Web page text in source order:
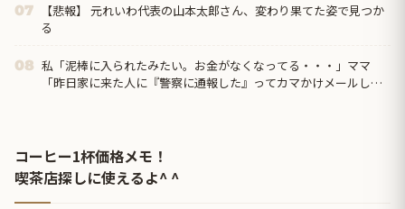
07
【悲報】 元れいわ代表の山本太郎さん、変わり果てた姿で見つか
る
08 私「泥棒に入られたみたい。お金がなくなってる・・・」ママ
「昨日家に来た人に『警察に通報した』ってカマかけメールして
コーヒー1杯価格メモ！
喫茶店探しに使えるよ^ ^